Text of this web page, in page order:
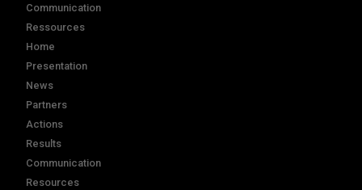
Communication
Ressources
Home
Presentation
News
Partners
Actions
Results
Communication
Resources